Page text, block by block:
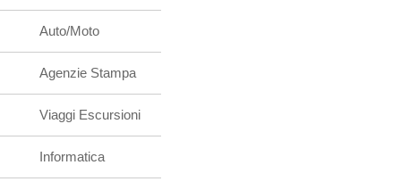
Auto/Moto
Agenzie Stampa
Viaggi Escursioni
Informatica